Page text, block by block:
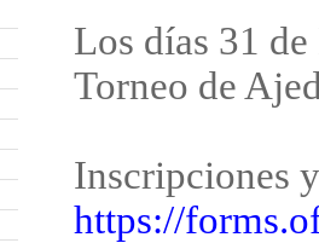
Los días 31
Torneo de
Inscripciones
https://